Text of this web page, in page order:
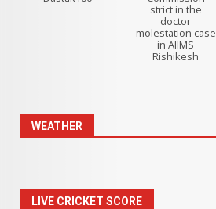
strict in the
doctor
molestation case
in AIIMS
Rishikesh
WEATHER
LIVE CRICKET SCORE